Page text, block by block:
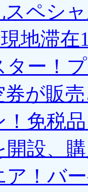
スペシ
地滞
ター！
券が販
！免税
開設、
ア！バ